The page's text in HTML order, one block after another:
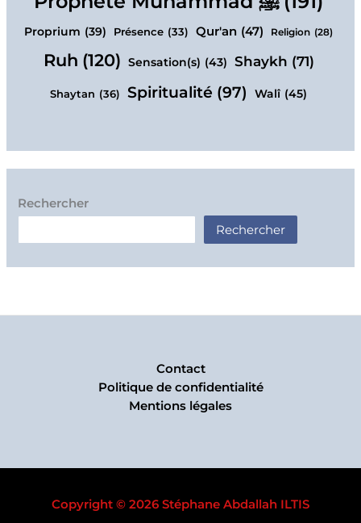
Proprium (39) Présence (33) Qur'an (47) Religion (28)
Ruh (120) Sensation(s) (43) Shaykh (71)
Shaytan (36) Spiritualité (97) Walî (45)
Rechercher
Rechercher
Contact
Politique de confidentialité
Mentions légales
Copyright © 2026 Stéphane Abdallah ILTIS